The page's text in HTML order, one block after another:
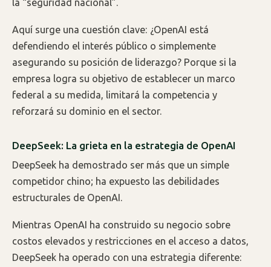
la “seguridad nacional”.
Aquí surge una cuestión clave: ¿OpenAI está
defendiendo el interés público o simplemente
asegurando su posición de liderazgo? Porque si la
empresa logra su objetivo de establecer un marco
federal a su medida, limitará la competencia y
reforzará su dominio en el sector.
DeepSeek: La grieta en la estrategia de OpenAI
DeepSeek ha demostrado ser más que un simple
competidor chino; ha expuesto las debilidades
estructurales de OpenAI.
Mientras OpenAI ha construido su negocio sobre
costos elevados y restricciones en el acceso a datos,
DeepSeek ha operado con una estrategia diferente: